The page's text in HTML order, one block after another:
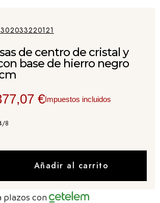
de centro de cristal y
base de hierro negro
€Impuestos incluidos
8
Añadir al carrito
plazos con